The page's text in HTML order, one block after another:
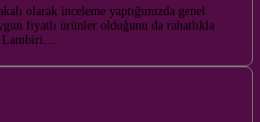
olarak inceleme yaptığımızda genel
fiyatlı ürünler olduğunu da rahatlıkla